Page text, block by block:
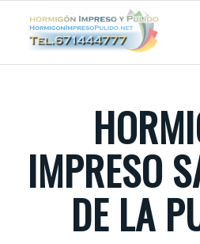
IMPRESO
DE LA